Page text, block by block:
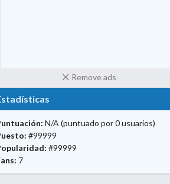
Remove ads
N/A (puntuado por 0 usuarios)
#99999
#99999
7